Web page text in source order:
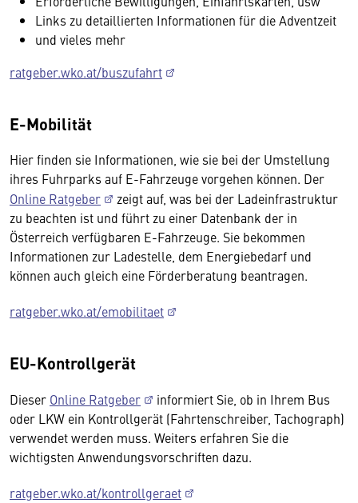
Links zu detaillierten Informationen für die Adventzeit
und vieles mehr
ratgeber.wko.at/buszufahrt
E-Mobilität
Hier finden sie Informationen, wie sie bei der Umstellung
ihres Fuhrparks auf E-Fahrzeuge vorgehen können. Der
Online Ratgeber
zeigt auf, was bei der Ladeinfrastruktur
zu beachten ist und führt zu einer Datenbank der in
Österreich verfügbaren E-Fahrzeuge. Sie bekommen
Informationen zur Ladestelle, dem Energiebedarf und
können auch gleich eine Förderberatung beantragen.
ratgeber.wko.at/emobilitaet
EU-Kontrollgerät
Dieser Online Ratgeber
informiert Sie, ob in Ihrem Bus
oder LKW ein Kontrollgerät (Fahrtenschreiber, Tachograph)
verwendet werden muss. Weiters erfahren Sie die
wichtigsten Anwendungsvorschriften dazu.
ratgeber.wko.at/kontrollgeraet